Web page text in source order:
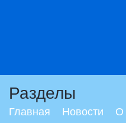
Разделы
Главная Новости О